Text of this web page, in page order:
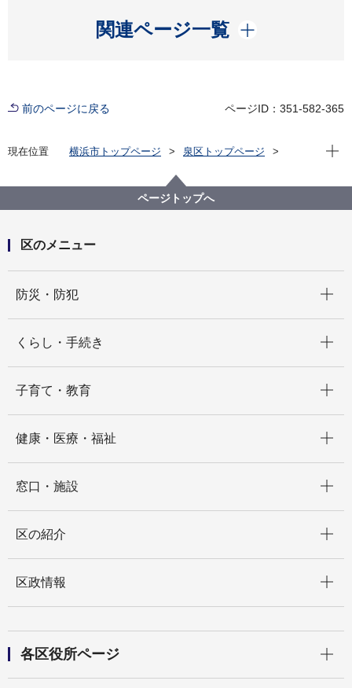
関連ページ一覧
開く
前のページに戻る ページID：351-582-365
現在位置 横浜市トップページ
泉区トップページ
地域防災拠点運営委員会に関する提出書類
現在
ページトップへ
区のメニュー
防災・防犯
くらし・手続き
子育て・教育
健康・医療・福祉
窓口・施設
区の紹介
区政情報
各区役所ページ